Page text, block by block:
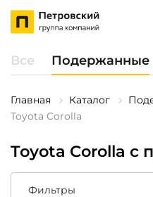
Все Подержанные
Главная Каталог
Toyota Corolla
Toyota Corolla с
Фильтры